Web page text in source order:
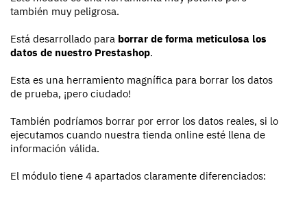
también muy peligrosa.
Está desarrollado para borrar de forma meticulosa los
datos de nuestro Prestashop.
Esta es una herramiento magnífica para borrar los datos
de prueba, ¡pero ciudado!
También podríamos borrar por error los datos reales, si lo
ejecutamos cuando nuestra tienda online esté llena de
información válida.
El módulo tiene 4 apartados claramente diferenciados: